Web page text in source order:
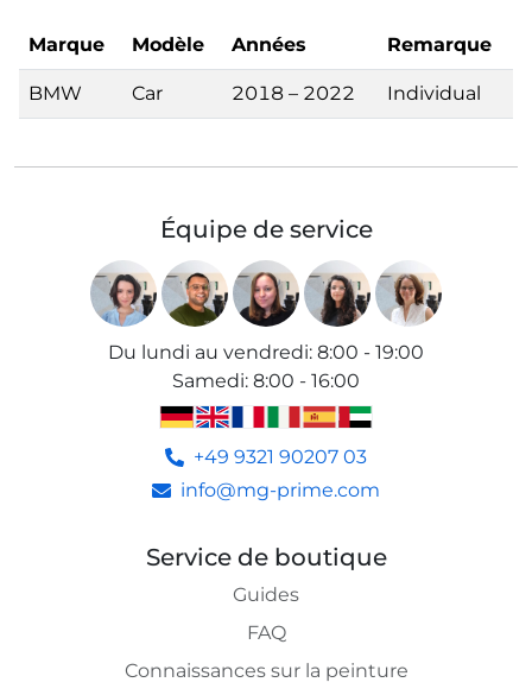
Marque Modèle Années Remarque
BMW Car 2018 – 2022 Individual
Équipe de service
Du lundi au vendredi: 8:00 - 19:00
Samedi: 8:00 - 16:00
+49 9321 90207 03
info@mg-prime.com
Service de boutique
Guides
FAQ
Connaissances sur la peinture